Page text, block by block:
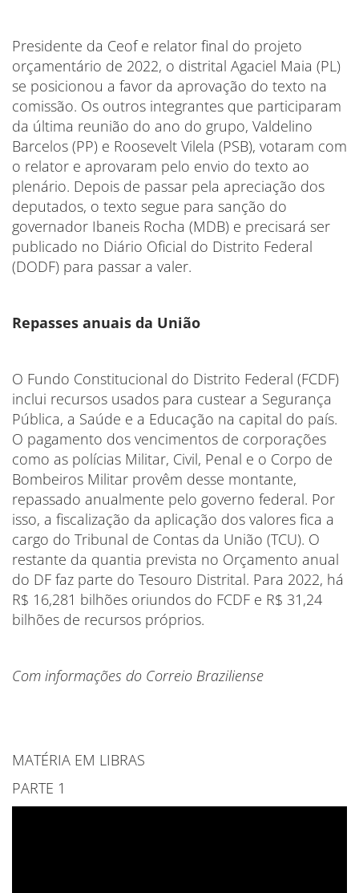
Presidente da Ceof e relator final do projeto
orçamentário de 2022, o distrital Agaciel Maia (PL)
se posicionou a favor da aprovação do texto na
comissão. Os outros integrantes que participaram
da última reunião do ano do grupo, Valdelino
Barcelos (PP) e Roosevelt Vilela (PSB), votaram com
o relator e aprovaram pelo envio do texto ao
plenário. Depois de passar pela apreciação dos
deputados, o texto segue para sanção do
governador Ibaneis Rocha (MDB) e precisará ser
publicado no Diário Oficial do Distrito Federal
(DODF) para passar a valer.
Repasses anuais da União
O Fundo Constitucional do Distrito Federal (FCDF)
inclui recursos usados para custear a Segurança
Pública, a Saúde e a Educação na capital do país.
O pagamento dos vencimentos de corporações
como as polícias Militar, Civil, Penal e o Corpo de
Bombeiros Militar provêm desse montante,
repassado anualmente pelo governo federal. Por
isso, a fiscalização da aplicação dos valores fica a
cargo do Tribunal de Contas da União (TCU). O
restante da quantia prevista no Orçamento anual
do DF faz parte do Tesouro Distrital. Para 2022, há
R$ 16,281 bilhões oriundos do FCDF e R$ 31,24
bilhões de recursos próprios.
Com informações do Correio Braziliense
MATÉRIA EM LIBRAS
PARTE 1